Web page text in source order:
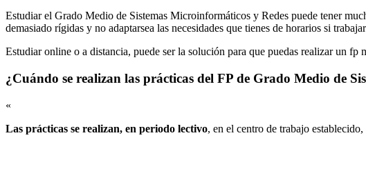
Estudiar el Grado Medio de Sistemas Microinformáticos y Redes puede tener
demasiado rígidas y no adaptarsea las necesidades que tienes de horarios si
Estudiar online o a distancia, puede ser la solución para que puedas realizar un
¿Cuándo se realizan las prácticas del FP de Grado Medio de
«
Las prácticas se realizan, en periodo lectivo, en el centro de trabajo